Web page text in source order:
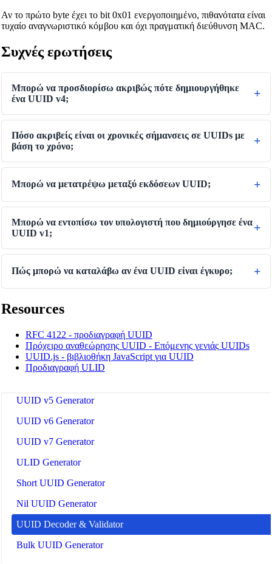
🔗Related Tools
UUID v4 Generator
UUID v1 Generator
UUID v5 Generator
UUID v6 Generator
UUID v7 Generator
ULID Generator
Short UUID Generator
Nil UUID Generator
UUID Decoder & Validator
Bulk UUID Generator
Αν το πρώτο byte έχει το bit 0x01 ενεργοποιημένο, πιθανότατα είναι
τυχαίο αναγνωριστικό κόμβου και όχι πραγματική διεύθυνση MAC.
Συχνές ερωτήσεις
Μπορώ να προσδιορίσω ακριβώς πότε δημιουργήθηκε
ένα UUID v4;
Πόσο ακριβείς είναι οι χρονικές σήμανσεις σε UUIDs με
βάση το χρόνο;
Μπορώ να μετατρέψω μεταξύ εκδόσεων UUID;
Μπορώ να εντοπίσω τον υπολογιστή που δημιούργησε ένα
UUID v1;
Πώς μπορώ να καταλάβω αν ένα UUID είναι έγκυρο;
Resources
RFC 4122 - προδιαγραφή UUID
Πρόχειρο αναθεώρησης UUID - Επόμενης γενιάς UUIDs
UUID.js - βιβλιοθήκη JavaScript για UUID
Προδιαγραφή ULID